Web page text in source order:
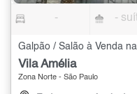
- -
Galpão / Salão à Venda
Vila Amélia
Zona Norte - São Paulo